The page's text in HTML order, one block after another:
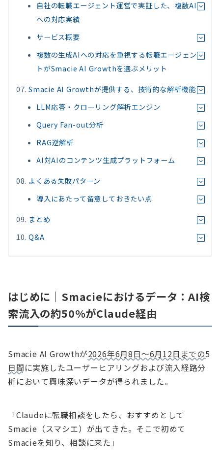
自社の転職エージェント運営で実証した、複数AI
への対応実績
サービス概要
複数の生成AIへの対応を重視する転職エージェン
トがSmacie AI Growthを選ぶメリット
Smacie AI Growthが提供する、技術的な解析機能
LLM応答・クローリング解析エンジン
Query Fan-out分析
RAG逆解析
AI対AIのコンテンツ生成プラットフォーム
よくある失敗パターン
導入にあたって留意しておきたい点
まとめ
Q&A
はじめに｜Smacieにおけるデータ：AI検
索流入の約50%がClaude経由
Smacie AI Growthが2026年6月8日〜6月12日までの5
日間に実施したユーザーヒアリングおよび流入経路分
析において興味深いデータが得られました。
「Claudeに転職相談をしたら、おすすめとして
Smacie（スマシエ）が出てきた。そこで初めて
Smacieを知り、相談に来た」